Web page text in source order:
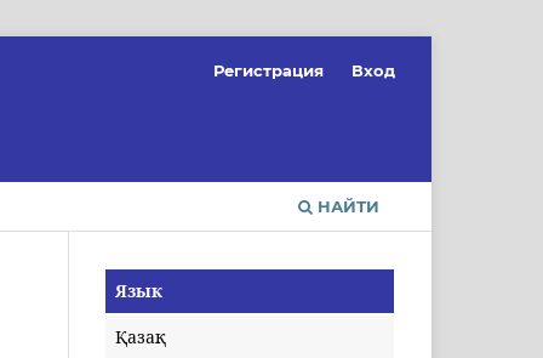
НАЙТИ
Регистрация Вход
Язык
Қазақ